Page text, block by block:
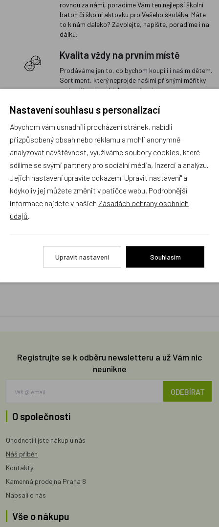
rovnou za námi, poradíme Vám ten nejlepší školní
batoh či školní aktovku pro Vašeho školáka. Máte
to k nám daleko? Zavolejte, napište, poradíme i na
dálku.
Kvalita vždy na prvním místě
Prodáváme jen to, co bychom koupili i našim dětem.
Sortiment, který neprojde našimi přísnými měřítky
na kvalitu, do nabídky nezařazujeme.
Rychlé vyřízení reklamace i na dálku
Pokud to povaha vady umožňuje (zjevná
neopravitelnost výrobku), reklamaci vyřídíme i na
základě pouhého zaslání fotografií na náš email a
vyměníme zboží kus za kus. Vždy se snažíme šetřit
Váš čas a peníze. Můžeme si to dovolit, protože
naše kvalitní zboží zákazníci téměř nereklamují.
Milujeme české výrobky
Objednávky obsahující jen skladové položky
expedujeme i v den objednávky, ostatní dle dodací
Registrujte se k odběru newsletteru a už Vám nic
neunikne
ODEBÍRAT
O společnosti
Ohodnotili jste nákup u nás
Náš příběh
Kontakty
Kamenná prodejna Praha 8
Napsali o nás
Vše o nákupu
Nastavení souhlasu s personalizací
Abychom vám usnadnili procházení stránek, nabídli
přizpůsobený obsah nebo reklamu a mohli anonymně
analyzovat návštěvnost, využíváme soubory cookies, které
sdílíme se svými partnery pro sociální média, inzerci a analýzu.
Jejich nastavení upravíte odkazem "Upravit nastavení" a
kdykoliv jej můžete změnit v patičce webu. Podrobnější
informace najdete v našich Zásadách ochrany osobních
údajů
Upravit nastavení Souhlasím